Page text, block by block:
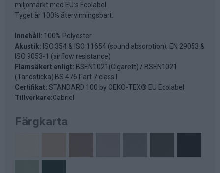
miljömärkt med EU:s Ecolabel.
Tyget är 100% återvinningsbart.
Innehåll: 100% Polyester
Akustik: ISO 354 & ISO 11654 (sound absorption), EN 29053 &
ISO 9053-1 (airflow resistance)
Flamsäkert enligt: BSEN1021(Cigarett) / BSEN1021
(Tändsticka) BS 476 Part 7 class I
Certifikat: STANDARD 100 by OEKO-TEX® EU Ecolabel
Tillverkare:Gabriel
Färgkarta